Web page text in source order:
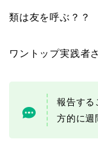
類は友を呼ぶ？？
ワントップ実践者
報告する
方的に週